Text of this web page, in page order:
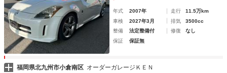
年式 2007年 走行
11.5万km
車検
2027年3月 排気
3500cc
整備
法定整備付 修復
なし
保証
保証無
福岡県北九州市小倉南区 オーダーガレージＫＥＮ